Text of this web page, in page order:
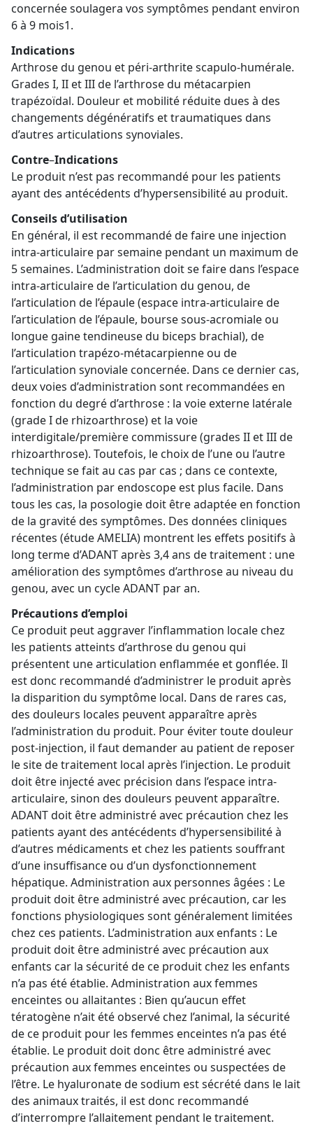
concernée soulagera vos symptômes pendant environ
6 à 9 mois1.
Indications
Arthrose du genou et péri-arthrite scapulo-humérale.
Grades I, II et III de l’arthrose du métacarpien
trapézoïdal. Douleur et mobilité réduite dues à des
changements dégénératifs et traumatiques dans
d’autres articulations synoviales.
Contre–Indications
Le produit n’est pas recommandé pour les patients
ayant des antécédents d’hypersensibilité au produit.
Conseils d’utilisation
En général, il est recommandé de faire une injection
intra-articulaire par semaine pendant un maximum de
5 semaines. L’administration doit se faire dans l’espace
intra-articulaire de l’articulation du genou, de
l’articulation de l’épaule (espace intra-articulaire de
l’articulation de l’épaule, bourse sous-acromiale ou
longue gaine tendineuse du biceps brachial), de
l’articulation trapézo-métacarpienne ou de
l’articulation synoviale concernée. Dans ce dernier cas,
deux voies d’administration sont recommandées en
fonction du degré d’arthrose : la voie externe latérale
(grade I de rhizoarthrose) et la voie
interdigitale/première commissure (grades II et III de
rhizoarthrose). Toutefois, le choix de l’une ou l’autre
technique se fait au cas par cas ; dans ce contexte,
l’administration par endoscope est plus facile. Dans
tous les cas, la posologie doit être adaptée en fonction
de la gravité des symptômes. Des données cliniques
récentes (étude AMELIA) montrent les effets positifs à
long terme d’ADANT après 3,4 ans de traitement : une
amélioration des symptômes d’arthrose au niveau du
genou, avec un cycle ADANT par an.
Précautions d’emploi
Ce produit peut aggraver l’inflammation locale chez
les patients atteints d’arthrose du genou qui
présentent une articulation enflammée et gonflée. Il
est donc recommandé d’administrer le produit après
la disparition du symptôme local. Dans de rares cas,
des douleurs locales peuvent apparaître après
l’administration du produit. Pour éviter toute douleur
post-injection, il faut demander au patient de reposer
le site de traitement local après l’injection. Le produit
doit être injecté avec précision dans l’espace intra-
articulaire, sinon des douleurs peuvent apparaître.
ADANT doit être administré avec précaution chez les
patients ayant des antécédents d’hypersensibilité à
d’autres médicaments et chez les patients souffrant
d’une insuffisance ou d’un dysfonctionnement
hépatique. Administration aux personnes âgées : Le
produit doit être administré avec précaution, car les
fonctions physiologiques sont généralement limitées
chez ces patients. L’administration aux enfants : Le
produit doit être administré avec précaution aux
enfants car la sécurité de ce produit chez les enfants
n’a pas été établie. Administration aux femmes
enceintes ou allaitantes : Bien qu’aucun effet
tératogène n’ait été observé chez l’animal, la sécurité
de ce produit pour les femmes enceintes n’a pas été
établie. Le produit doit donc être administré avec
précaution aux femmes enceintes ou suspectées de
l’être. Le hyaluronate de sodium est sécrété dans le lait
des animaux traités, il est donc recommandé
d’interrompre l’allaitement pendant le traitement.